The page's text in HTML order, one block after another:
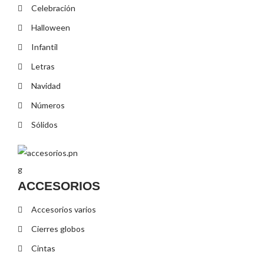
Celebración
Halloween
Infantil
Letras
Navidad
Números
Sólidos
ACCESORIOS
Accesorios varios
Cierres globos
Cintas